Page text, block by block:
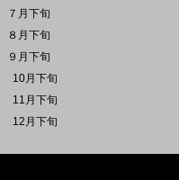
７月下旬
８月下旬
９月下旬
10月下旬
11月下旬
12月下旬